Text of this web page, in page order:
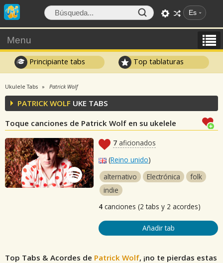
Es
Menu
Principiante tabs Top tablaturas
Ukulele Tabs Patrick Wolf
PATRICK WOLF UKE TABS
Toque canciones de Patrick Wolf en su ukelele
7 aficionados
(Reino unido)
alternativo
Electrónica
folk
indie
4 canciones (2 tabs y 2 acordes)
Añadir tab
Top Tabs & Acordes de Patrick Wolf, ¡no te pierdas estas